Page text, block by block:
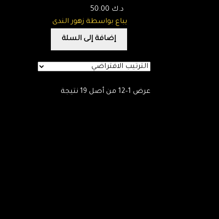
د.ك
يباع بواسطة زهور الندى
إضافة إلى السلة
عرض 1–12 من أصل 19 نتيجة